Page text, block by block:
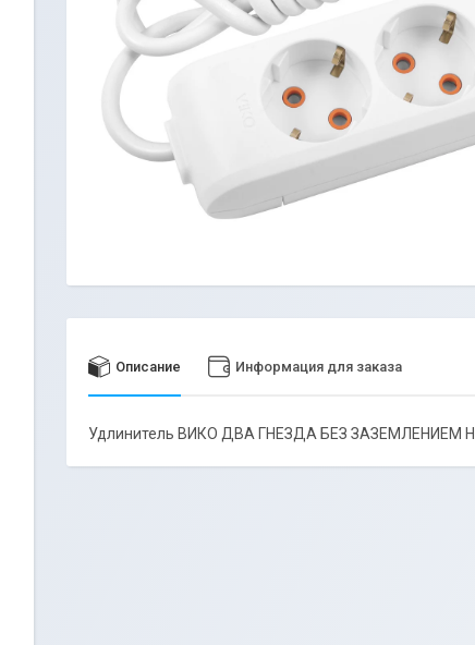
Описание Информация для заказа
Удлинитель ВИКО ДВА ГНЕЗДА БЕЗ ЗАЗЕМЛЕНИЕМ